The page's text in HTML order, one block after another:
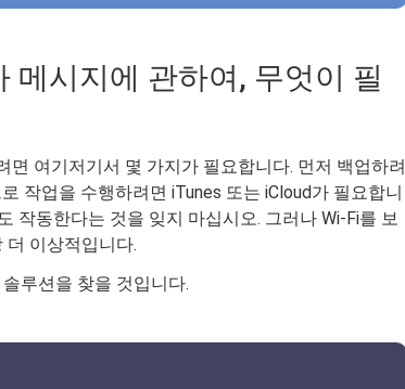
메시지에 관하여, 무엇이 필
여기저기서 몇 가지가 필요합니다. 먼저 백업하려
작업을 수행하려면 iTunes 또는 iCloud가 필요합니
작동한다는 것을 잊지 마십시오. 그러나 Wi-Fi를 보
더 이상적입니다.
루션을 찾을 것입니다.